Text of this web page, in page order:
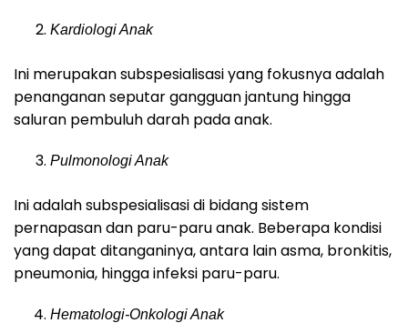
Kardiologi Anak
Ini merupakan subspesialisasi yang fokusnya adalah
penanganan seputar gangguan jantung hingga
saluran pembuluh darah pada anak.
Pulmonologi Anak
Ini adalah subspesialisasi di bidang sistem
pernapasan dan paru-paru anak. Beberapa kondisi
yang dapat ditanganinya, antara lain asma, bronkitis,
pneumonia, hingga infeksi paru-paru.
Hematologi-Onkologi Anak